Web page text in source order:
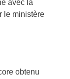
avec la
le ministère
obtenu